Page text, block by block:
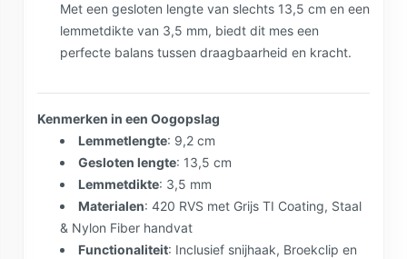
Met een gesloten lengte van slechts 13,5 cm en een
lemmetdikte van 3,5 mm, biedt dit mes een
perfecte balans tussen draagbaarheid en kracht.
Kenmerken in een Oogopslag
Lemmetlengte: 9,2 cm
Gesloten lengte: 13,5 cm
Lemmetdikte: 3,5 mm
Materialen: 420 RVS met Grijs TI Coating, Staal
& Nylon Fiber handvat
Functionaliteit: Inclusief snijhaak, Broekclip en